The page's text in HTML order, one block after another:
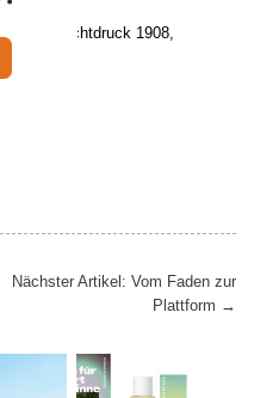
Flöge, Lichtdruck 1908,
Nächster Artikel: Vom Faden zur
Plattform →